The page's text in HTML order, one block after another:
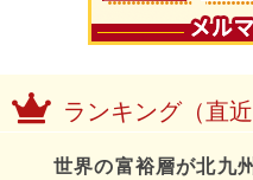
ランキング（直近
世界の富裕層が北九